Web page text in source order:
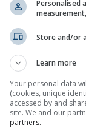
за
подељени су
релативну
небо
Personalised
Store and/or
Learn more
Your personal data
(cookies, unique
accessed by and
site. We and our
partners.